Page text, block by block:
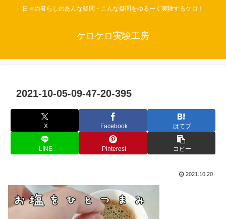
日々の暮らしのあんな疑問・こんな疑問をゆるーく実験するケロ！
ケロケロ実験工房
2021-10-05-09-47-20-395
X Facebook はてブ
LINE Pinterest コピー
2021.10.20